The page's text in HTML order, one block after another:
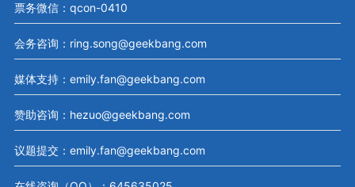
票务微信：qcon-0410
会务咨询：ring.song@geekbang.com
媒体支持：emily.fan@geekbang.com
赞助咨询：hezuo@geekbang.com
议题提交：emily.fan@geekbang.com